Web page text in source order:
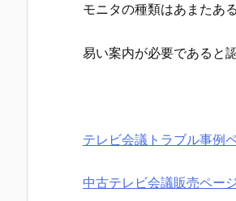
モニタの種類はあまたあ
易い案内が必要であると
テレビ会議トラブル事例
中古テレビ会議販売ペー